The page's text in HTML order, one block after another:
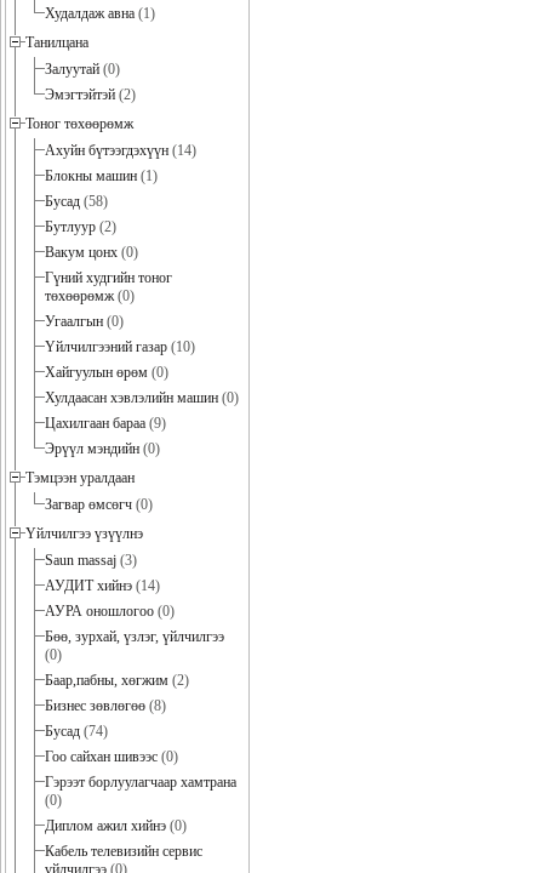
Худалдаж авна (1)
Танилцана
Залуутай (0)
Эмэгтэйтэй (2)
Тоног төхөөрөмж
Ахуйн бүтээгдэхүүн (14)
Блокны машин (1)
Бусад (58)
Бутлуур (2)
Вакум цонх (0)
Гүний худгийн тоног
төхөөрөмж(0)
Угаалгын (0)
Үйлчилгээний газар (10)
Хайгуулын өрөм (0)
Хулдаасан хэвлэлийн машин (0)
Цахилгаан бараа (9)
Эрүүл мэндийн (0)
Тэмцээн уралдаан
Загвар өмсөгч (0)
Үйлчилгээ үзүүлнэ
Saun massaj (3)
АУДИТ хийнэ (14)
АУРА оношлогоо (0)
Бөө, зурхай, үзлэг, үйлчилгээ
(0)
Баар,пабны, хөгжим (2)
Бизнес зөвлөгөө (8)
Бусад (74)
Гоо сайхан шивээс (0)
Гэрээт борлуулагчаар хамтрана
(0)
Диплом ажил хийнэ (0)
Кабель телевизийн сервис
үйлчилгээ (0)